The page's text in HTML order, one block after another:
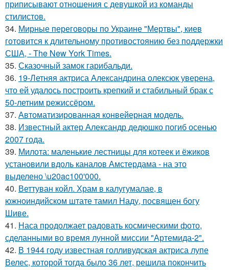
приписывают отношения с девушкой из команды
стилистов.
34. Мирные переговоры по Украине "Мертвы", киев
готовится к длительному противостоянию без поддержки
США, - The New York Times.
35. Сказочный замок гарибальди.
36. 19-Летняя актриса Александрина олексюк уверена,
что ей удалось построить крепкий и стабильный брак с
50-летним режиссёром.
37. Автоматизированная конвейерная модель.
38. Известный актер Александр дедюшко погиб осенью
2007 года.
39. Милота: маленькие лестницы для котеек и ёжиков
установили вдоль каналов Амстердама - на это
выделено \u20ac100'000.
40. Веттуван койл. Храм в калугумалае, в
южноиндийском штате тамил Наду, посвящен богу
Шиве.
41. Наса продолжает радовать космическими фото,
сделанными во время лунной миссии "Артемида-2".
42. В 1944 году известная голливудская актриса лупе
Велес, которой тогда было 36 лет, решила покончить